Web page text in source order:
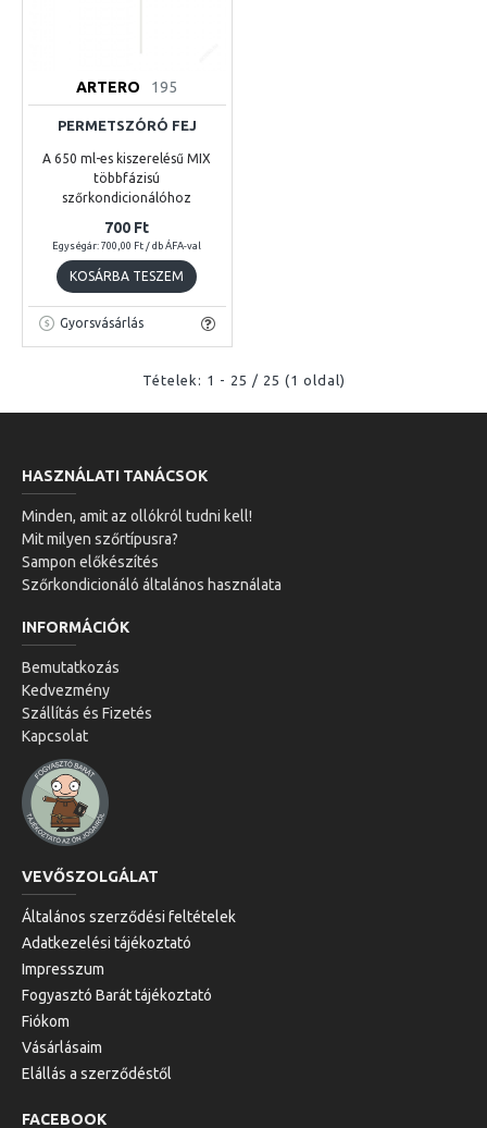
ARTERO 195
PERMETSZÓRÓ FEJ
A 650 ml-es kiszerelésű MIX
többfázisú
szőrkondicionálóhoz
700 Ft
Egységár: 700,00 Ft / db ÁFA-val
KOSÁRBA TESZEM
Gyorsvásárlás
Tételek: 1 - 25 / 25 (1 oldal)
HASZNÁLATI TANÁCSOK
Minden, amit az ollókról tudni kell!
Mit milyen szőrtípusra?
Sampon előkészítés
Szőrkondicionáló általános használata
INFORMÁCIÓK
Bemutatkozás
Kedvezmény
Szállítás és Fizetés
Kapcsolat
VEVŐSZOLGÁLAT
Általános szerződési feltételek
Adatkezelési tájékoztató
Impresszum
Fogyasztó Barát tájékoztató
Fiókom
Vásárlásaim
Elállás a szerződéstől
FACEBOOK